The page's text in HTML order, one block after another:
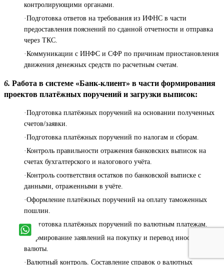
контролирующими органами.
·Подготовка ответов на требования из ИФНС в части
предоставления пояснений по сданной отчетности и отправка
через ТКС.
·Коммуникации с ИНФС и СФР по причинам приостановления
движения денежных средств по расчетным счетам.
6. Работа в системе «Банк-клиент» в части формирования
проектов платёжных поручений и загрузки выписок:
·Подготовка платёжных поручений на основании полученных
счетов/заявки.
·Подготовка платёжных поручений по налогам и сборам.
·Контроль правильности отражения банковских выписок на
счетах бухгалтерского и налогового учёта.
·Контроль соответствия остатков по банковской выписке с
данными, отраженными в учёте.
·Оформление платёжных поручений на оплату таможенных
пошлин.
·Подготовка платёжных поручений по валютным платежам.
·Формирование заявлений на покупку и перевод иностранной
валюты.
·Валютный контроль. Составление справок о валютных